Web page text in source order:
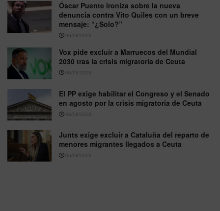
Óscar Puente ironiza sobre la nueva
denuncia contra Vito Quiles con un breve
mensaje: “¿Solo?”
06/08/2026
Vox pide excluir a Marruecos del Mundial
2030 tras la crisis migratoria de Ceuta
06/08/2026
El PP exige habilitar el Congreso y el Senado
en agosto por la crisis migratoria de Ceuta
06/08/2026
Junts exige excluir a Cataluña del reparto de
menores migrantes llegados a Ceuta
05/08/2026